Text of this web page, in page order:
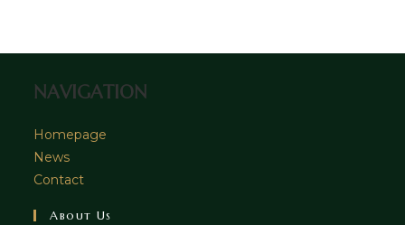
tab
NAVIGATION
Homepage
News
Contact
About Us